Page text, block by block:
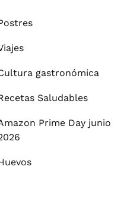
gastronómica
Saludables
Prime Day junio